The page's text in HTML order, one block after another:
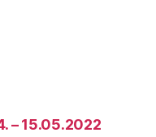
– 15.05.2022